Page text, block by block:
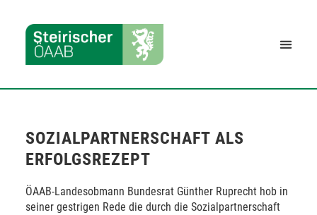
SOZIALPARTNERSCHAFT ALS
ERFOLGSREZEPT
ÖAAB-Landesobmann Bundesrat Günther Ruprecht hob in
seiner gestrigen Rede die durch die Sozialpartnerschaft